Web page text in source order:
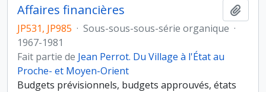
Affaires financières
JP531, JP985 · Sous-sous-sous-série organique ·
1967-1981
Fait partie de Jean Perrot. Du Village à l'État au
Proche- et Moyen-Orient
Budgets prévisionnels, budgets approuvés, états